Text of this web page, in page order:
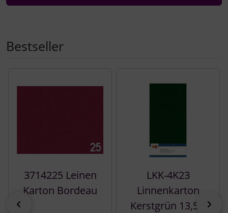
Bestseller
3714225 Leinen
Karton Bordeau
LKK-4K23
Linnenkarton
Kerstgrün 13,5 x